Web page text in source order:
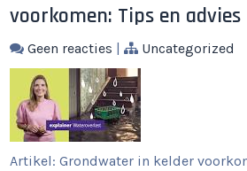
voorkomen: Tips en advies
Geen reacties | Uncategorized
Artikel: Grondwater in kelder